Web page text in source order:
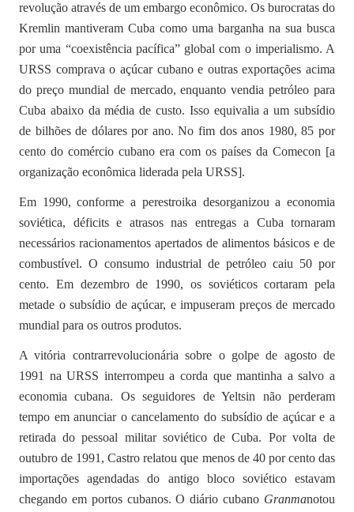
revolução através de um embargo econômico. Os burocratas do
Kremlin mantiveram Cuba como uma barganha na sua busca
por uma “coexistência pacífica” global com o imperialismo. A
URSS comprava o açúcar cubano e outras exportações acima
do preço mundial de mercado, enquanto vendia petróleo para
Cuba abaixo da média de custo. Isso equivalia a um subsídio
de bilhões de dólares por ano. No fim dos anos 1980, 85 por
cento do comércio cubano era com os países da Comecon [a
organização econômica liderada pela URSS].
Em 1990, conforme a perestroika desorganizou a economia
soviética, déficits e atrasos nas entregas a Cuba tornaram
necessários racionamentos apertados de alimentos básicos e de
combustível. O consumo industrial de petróleo caiu 50 por
cento. Em dezembro de 1990, os soviéticos cortaram pela
metade o subsídio de açúcar, e impuseram preços de mercado
mundial para os outros produtos.
A vitória contrarrevolucionária sobre o golpe de agosto de
1991 na URSS interrompeu a corda que mantinha a salvo a
economia cubana. Os seguidores de Yeltsin não perderam
tempo em anunciar o cancelamento do subsídio de açúcar e a
retirada do pessoal militar soviético de Cuba. Por volta de
outubro de 1991, Castro relatou que menos de 40 por cento das
importações agendadas do antigo bloco soviético estavam
chegando em portos cubanos. O diário cubano Granmanotou